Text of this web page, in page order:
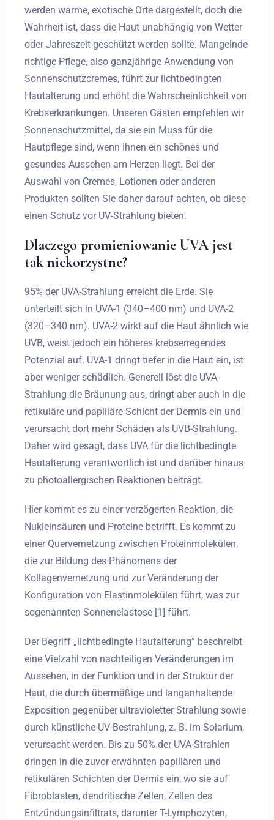
werden warme, exotische Orte dargestellt, doch die
Wahrheit ist, dass die Haut unabhängig von Wetter
oder Jahreszeit geschützt werden sollte. Mangelnde
richtige Pflege, also ganzjährige Anwendung von
Sonnenschutzcremes, führt zur lichtbedingten
Hautalterung und erhöht die Wahrscheinlichkeit von
Krebserkrankungen. Unseren Gästen empfehlen wir
Sonnenschutzmittel, da sie ein Muss für die
Hautpflege sind, wenn Ihnen ein schönes und
gesundes Aussehen am Herzen liegt. Bei der
Auswahl von Cremes, Lotionen oder anderen
Produkten sollten Sie daher darauf achten, ob diese
einen Schutz vor UV-Strahlung bieten.
Dlaczego promieniowanie UVA jest
tak niekorzystne?
95% der UVA-Strahlung erreicht die Erde. Sie
unterteilt sich in UVA-1 (340–400 nm) und UVA-2
(320–340 nm). UVA-2 wirkt auf die Haut ähnlich wie
UVB, weist jedoch ein höheres krebserregendes
Potenzial auf. UVA-1 dringt tiefer in die Haut ein, ist
aber weniger schädlich. Generell löst die UVA-
Strahlung die Bräunung aus, dringt aber auch in die
retikuläre und papilläre Schicht der Dermis ein und
verursacht dort mehr Schäden als UVB-Strahlung.
Daher wird gesagt, dass UVA für die lichtbedingte
Hautalterung verantwortlich ist und darüber hinaus
zu photoallergischen Reaktionen beiträgt.
Hier kommt es zu einer verzögerten Reaktion, die
Nukleinsäuren und Proteine betrifft. Es kommt zu
einer Quervernetzung zwischen Proteinmolekülen,
die zur Bildung des Phänomens der
Kollagenvernetzung und zur Veränderung der
Konfiguration von Elastinmolekülen führt, was zur
sogenannten Sonnenelastose [1] führt.
Der Begriff „lichtbedingte Hautalterung” beschreibt
eine Vielzahl von nachteiligen Veränderungen im
Aussehen, in der Funktion und in der Struktur der
Haut, die durch übermäßige und langanhaltende
Exposition gegenüber ultravioletter Strahlung sowie
durch künstliche UV-Bestrahlung, z. B. im Solarium,
verursacht werden. Bis zu 50% der UVA-Strahlen
dringen in die zuvor erwähnten papillären und
retikulären Schichten der Dermis ein, wo sie auf
Fibroblasten, dendritische Zellen, Zellen des
Entzündungsinfiltrats, darunter T-Lymphozyten,